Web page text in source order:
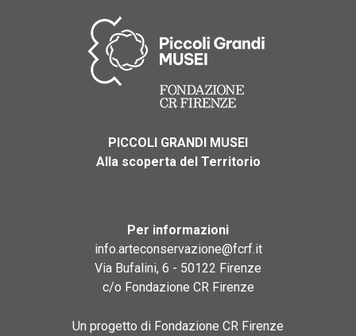
PICCOLI GRANDI MUSEI
Alla scoperta del Territorio
Per informazioni
info.arteconservazione@fcrf.it
Via Bufalini, 6 - 50122 Firenze
c/o Fondazione CR Firenze
Un progetto di Fondazione CR Firenze